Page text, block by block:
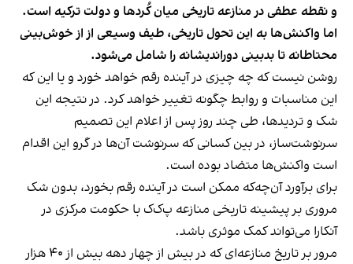
و نقطه عطفی در منازعه تاریخی میان کُردها و دولت ترکیه است.
اما واکنش‌ها به این تحول تاریخی، طیف وسیعی از از خوش‌بینی
محتاطانه تا بدبینی دوراندیشانه را شامل می‌شود.
روشن نیست که چه چیزی در آینده رقم خواهد خورد و یا این که
این مناسبات و روابط چگونه تغییر خواهد کرد. در نتیجه این
شک و تردیدها، طی چند روز پس از اعلام این تصمیم
سرنوشت‌ساز، در بین کسانی که سرنوشت‌ آن‌ها در گرو این اقدام
است واکنش‌ها متضاد بوده‌ است.
برای برآورد آن‌چه‌که ممکن است در آینده رقم بخورد، بدون شک
مروری بر پیشینه تاریخی منازعه پ‌ک‌ک با حکومت مرکزی در
آنکارا می‌تواند کمک موثری باشد.
مرور بر تاریخ منازعه‌ای که در بیش از چهار دهه بیش از ۴۰ هزار